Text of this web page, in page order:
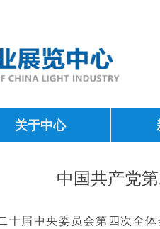
关于中心
中国共产党
十届中央委员会第四次全体